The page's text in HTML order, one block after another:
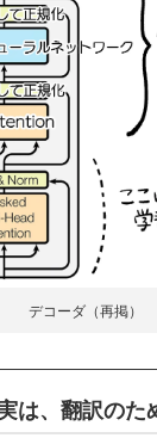
デコーダ（再掲）
は、翻訳のた